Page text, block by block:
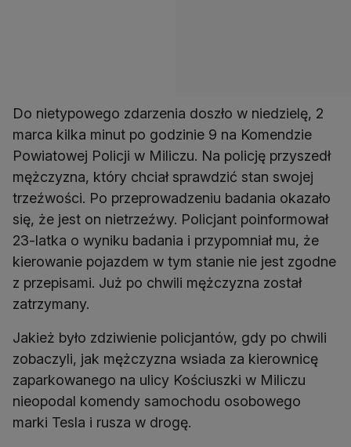
Do nietypowego zdarzenia doszło w niedzielę, 2
marca kilka minut po godzinie 9 na Komendzie
Powiatowej Policji w Miliczu. Na policję przyszedł
mężczyzna, który chciał sprawdzić stan swojej
trzeźwości. Po przeprowadzeniu badania okazało
się, że jest on nietrzeźwy. Policjant poinformował
23-latka o wyniku badania i przypomniał mu, że
kierowanie pojazdem w tym stanie nie jest zgodne
z przepisami. Już po chwili mężczyzna został
zatrzymany.
Jakież było zdziwienie policjantów, gdy po chwili
zobaczyli, jak mężczyzna wsiada za kierownicę
zaparkowanego na ulicy Kościuszki w Miliczu
nieopodal komendy samochodu osobowego
marki Tesla i rusza w drogę.